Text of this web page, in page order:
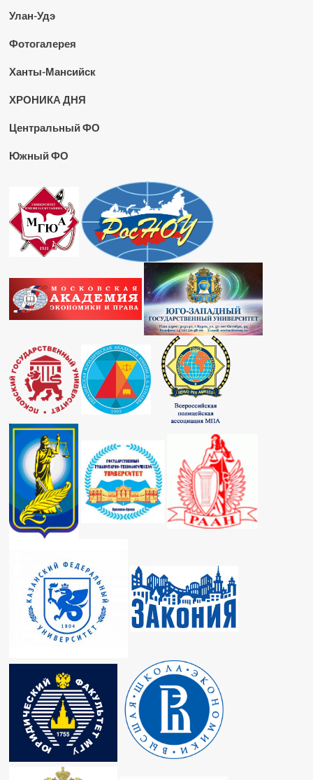
Улан-Удэ
Фотогалерея
Ханты-Мансийск
ХРОНИКА ДНЯ
Центральный ФО
Южный ФО